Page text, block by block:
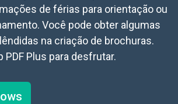
de férias para orientação ou
Você pode obter algumas
na criação de brochuras.
PDF Plus para desfrutar.